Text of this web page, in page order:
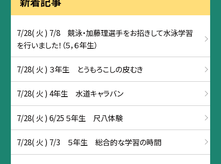
7/28( 火 ) 7/8 競泳・加藤理選手をお招きして水泳学習
を行いました！（５，６年生）
7/28( 火 ) ３年生 とうもろこしの皮むき
7/28( 火 ) 4年生 水道キャラバン
7/28( 火 ) 6/25 ５年生 尺八体験
7/28( 火 ) 7/3 ５年生 総合的な学習の時間